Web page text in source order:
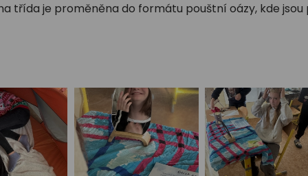
třída je proměněna do formátu pouštní oázy, kde